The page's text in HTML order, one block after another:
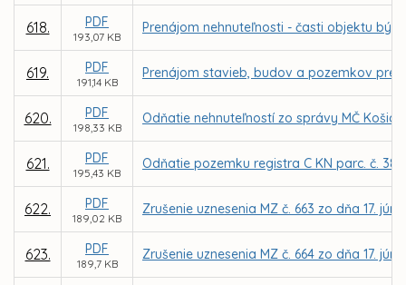
618. PDF
193,07 KB
Prenájom nehnuteľnosti - časti objektu
619. PDF
191,14 KB
Prenájom stavieb, budov a pozemkov pre
620. PDF
198,33 KB
Odňatie nehnuteľností zo správy MČ
621. PDF
195,43 KB
Odňatie pozemku registra C KN parc. č.
622. PDF
189,02 KB
Zrušenie uznesenia MZ č. 663 zo dňa 17.
623. PDF
189,7 KB
Zrušenie uznesenia MZ č. 664 zo dňa 17.